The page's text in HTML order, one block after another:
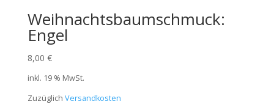
Weihnachtsbaumschmuck:
Engel
8,00 €
inkl. 19 % MwSt.
Zuzüglich Versandkosten